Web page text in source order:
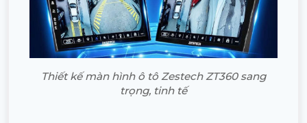
Thiết kế màn hình ô tô Zestech ZT360 sang
trọng, tinh tế